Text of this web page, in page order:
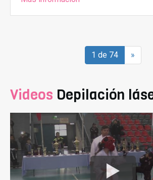
1 de 74 »
Videos Depilación